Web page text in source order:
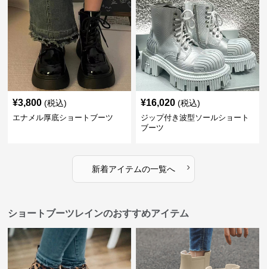
¥3,800 (税込)
エナメル厚底ショートブーツ
¥16,020 (税込)
ジップ付き波型ソールショート
ブーツ
新着アイテムの一覧へ ›
ショートブーツレインのおすすめアイテム